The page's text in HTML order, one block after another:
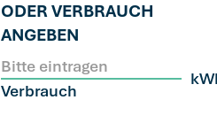
ODER VERBRAUCH
ANGEBEN
Verbrauch